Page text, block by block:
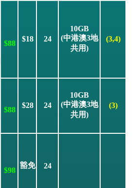
$88
$18 24
10GB
(中港澳3地
共用)
(3,4)
$88
$28 24
10GB
(中港澳3地
共用)
(3)
$98
豁免 24